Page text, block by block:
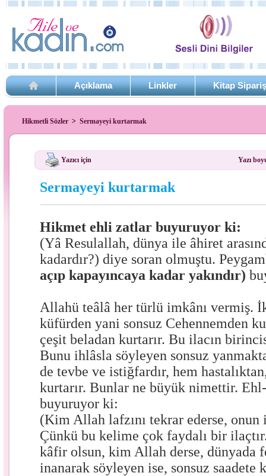
Açıklama Linkler Kitap
Hikmetli Sözler > Sermayeyi kurtarmak
Yazıcı için Yazı
Sermayeyi kurtarmak
Hikmet ehli zatlar buyuruyor ki:
(Yâ Resulallah, dünya ile âhiret
kadardır?) diye soran olmuştu.
açıp kapayıncaya kadar yakındır)
Allahü teâlâ her türlü imkânı vermiş.
küfürden yani sonsuz Cehennemden
çeşit beladan kurtarır. Bu ilacın
Bunu ihlâsla söyleyen sonsuz
de tevbe ve istiğfardır, hem
kurtarır. Bunlar ne büyük nimettir.
buyuruyor ki:
(Kim Allah lafzını tekrar ederse,
Çünkü bu kelime çok faydalı bir
kâfir olsun, kim Allah derse, dünyada
inanarak söyleyen ise, sonsuz saadete